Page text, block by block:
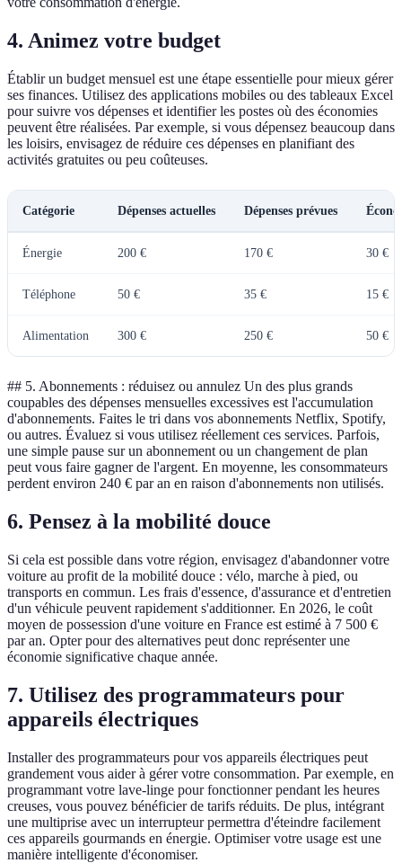
4. Animez votre budget
Établir un budget mensuel est une étape essentielle pour mieux gérer
ses finances. Utilisez des applications mobiles ou des tableaux Excel
pour suivre vos dépenses et identifier les postes où des économies
peuvent être réalisées. Par exemple, si vous dépensez beaucoup dans
les loisirs, envisagez de réduire ces dépenses en planifiant des
activités gratuites ou peu coûteuses.
Catégorie Dépenses actuelles Dépenses prévues
Énergie 200 € 170 € 30 €
Téléphone 50 € 35 € 15 €
Alimentation 300 € 250 € 50 €
## 5. Abonnements : réduisez ou annulez Un des plus grands
coupables des dépenses mensuelles excessives est l'accumulation
d'abonnements. Faites le tri dans vos abonnements Netflix, Spotify,
ou autres. Évaluez si vous utilisez réellement ces services. Parfois,
une simple pause sur un abonnement ou un changement de plan
peut vous faire gagner de l'argent. En moyenne, les consommateurs
perdent environ 240 € par an en raison d'abonnements non utilisés.
6. Pensez à la mobilité douce
Si cela est possible dans votre région, envisagez d'abandonner votre
voiture au profit de la mobilité douce : vélo, marche à pied, ou
transports en commun. Les frais d'essence, d'assurance et d'entretien
d'un véhicule peuvent rapidement s'additionner. En 2026, le coût
moyen de possession d'une voiture en France est estimé à 7 500 €
par an. Opter pour des alternatives peut donc représenter une
économie significative chaque année.
7. Utilisez des programmateurs pour
appareils électriques
Installer des programmateurs pour vos appareils électriques peut
grandement vous aider à gérer votre consommation. Par exemple, en
programmant votre lave-linge pour fonctionner pendant les heures
creuses, vous pouvez bénéficier de tarifs réduits. De plus, intégrant
une multiprise avec un interrupteur permettra d'éteindre facilement
ces appareils gourmands en énergie. Optimiser votre usage est une
manière intelligente d'économiser.